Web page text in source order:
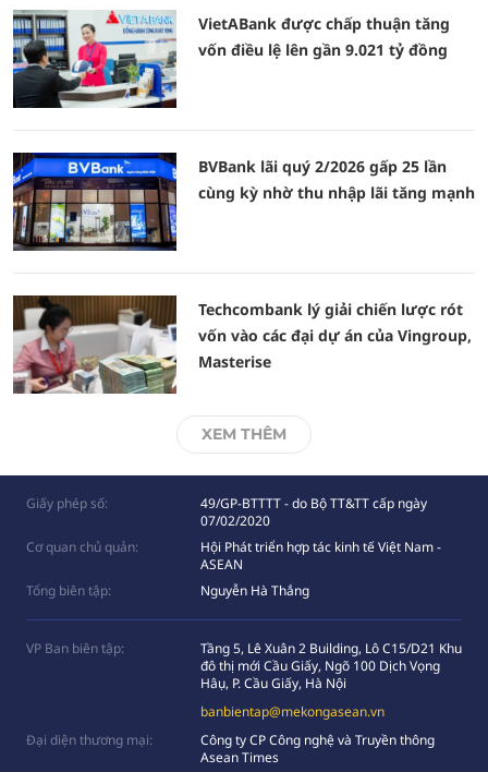
VietABank được chấp thuận tăng
vốn điều lệ lên gần 9.021 tỷ đồng
BVBank lãi quý 2/2026 gấp 25 lần
cùng kỳ nhờ thu nhập lãi tăng mạnh
Techcombank lý giải chiến lược rót
vốn vào các đại dự án của Vingroup,
Masterise
XEM THÊM
Giấy phép số:
49/GP-BTTTT - do Bộ TT&TT cấp ngày
07/02/2020
Cơ quan chủ quản:
Hội Phát triển hợp tác kinh tế Việt Nam -
ASEAN
Tổng biên tập:
Nguyễn Hà Thắng
VP Ban biên tập:
Tầng 5, Lê Xuân 2 Building, Lô C15/D21 Khu
đô thị mới Cầu Giấy, Ngõ 100 Dịch Vọng
Hâụ, P. Cầu Giấy, Hà Nội
banbientap@mekongasean.vn
Đại diện thương mại:
Công ty CP Công nghệ và Truyền thông
Asean Times